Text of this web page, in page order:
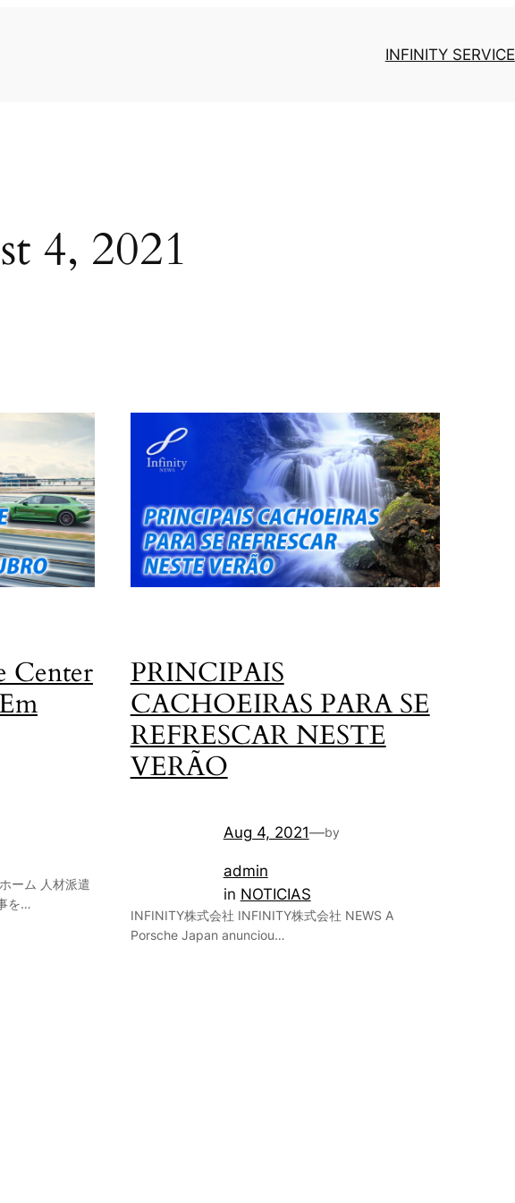
INFINITY SERVICE
4, 2021
Center
ーム 人材派遣
を…
PRINCIPAIS
CACHOEIRAS PARA SE
REFRESCAR NESTE
VERÃO
Aug 4, 2021—by
admin
in NOTICIAS
INFINITY株式会社 INFINITY株式会社 NEWS A
Porsche Japan anunciou…